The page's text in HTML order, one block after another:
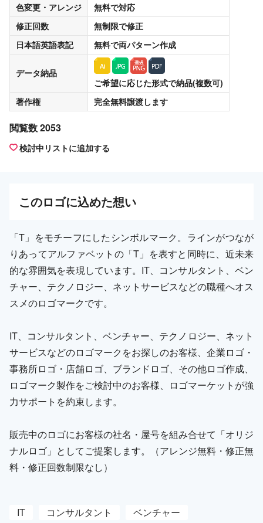
色変更・アレンジ
無料で対応
修正回数
無制限で修正
日本語英語表記
無料で両パターン作成
データ納品
ご希望に応じた形式で納品(複数可)
著作権
完全無料譲渡します
閲覧数 2053
検討中リストに追加する
このロゴに込めた想い
「T」をモチーフにしたシンボルマーク。ラインがつなが
りあってアルファベットの「T」を表すと同時に、近未来
的な雰囲気を表現しています。IT、コンサルタント、ベン
チャー、テクノロジー、ネットサービスなどの職種へオス
スメのロゴマークです。
IT、コンサルタント、ベンチャー、テクノロジー、ネット
サービスなどのロゴマークをお探しのお客様、企業ロゴ・
事務所ロゴ・店舗ロゴ、ブランドロゴ、その他ロゴ作成、
ロゴマーク製作をご検討中のお客様、ロゴマーケットが強
力サポートを約束します。
販売中のロゴにお客様の社名・屋号を組み合せて「オリジ
ナルロゴ」としてご提案します。（アレンジ無料・修正無
料・修正回数制限なし）
IT コンサルタント
ベンチャー